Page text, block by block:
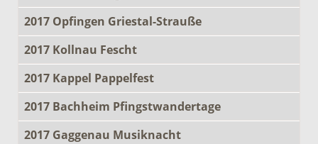
2017 Opfingen Griestal-Strauße
2017 Kollnau Fescht
2017 Kappel Pappelfest
2017 Bachheim Pfingstwandertage
2017 Gaggenau Musiknacht